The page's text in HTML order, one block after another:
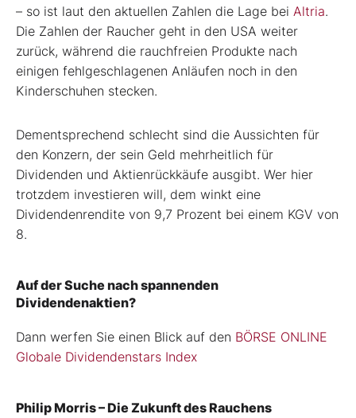
– so ist laut den aktuellen Zahlen die Lage bei Altria.
Die Zahlen der Raucher geht in den USA weiter
zurück, während die rauchfreien Produkte nach
einigen fehlgeschlagenen Anläufen noch in den
Kinderschuhen stecken.
Dementsprechend schlecht sind die Aussichten für
den Konzern, der sein Geld mehrheitlich für
Dividenden und Aktienrückkäufe ausgibt. Wer hier
trotzdem investieren will, dem winkt eine
Dividendenrendite von 9,7 Prozent bei einem KGV von
8.
Auf der Suche nach spannenden
Dividendenaktien?
Dann werfen Sie einen Blick auf den BÖRSE ONLINE
Globale Dividendenstars Index
Philip Morris – Die Zukunft des Rauchens